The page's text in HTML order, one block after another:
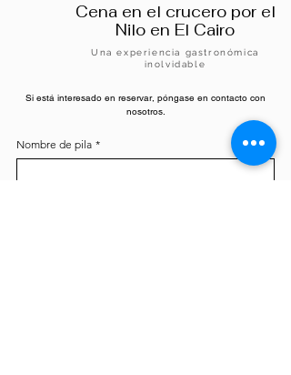
Cena en el crucero por el
Nilo en El Cairo
Una experiencia gastronómica
inolvidable
Si está interesado en reservar, póngase en contacto con
nosotros.
Nombre de pila *